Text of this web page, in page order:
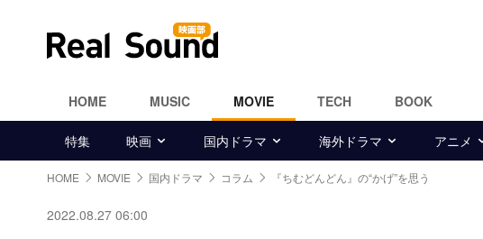
HOME MUSIC MOVIE TECH BOOK
特集 映画 国内ドラマ 海外ドラマ アニメ
HOME MOVIE 国内ドラマ コラム 『ちむどんどん』の“かげ”を思う
2022.08.27 06:00